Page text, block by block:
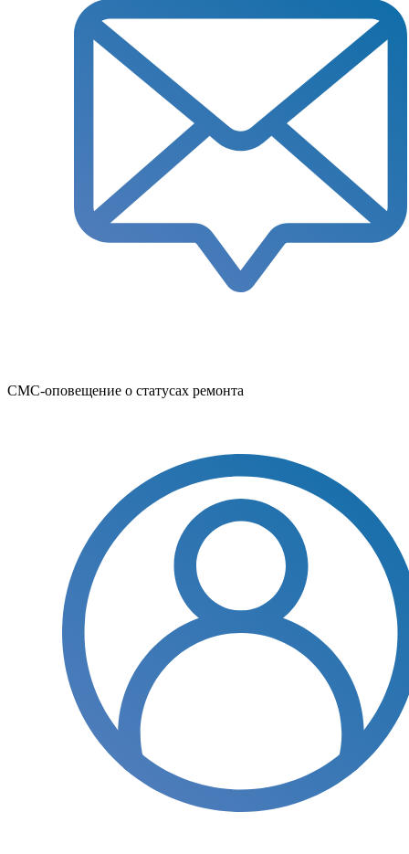
СМС-оповещение о статусах ремонта